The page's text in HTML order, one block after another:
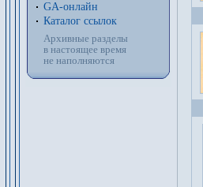
GA-онлайн
Каталог ссылок
Архивные разделы
в настоящее время
не наполняются